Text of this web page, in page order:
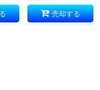
売却する